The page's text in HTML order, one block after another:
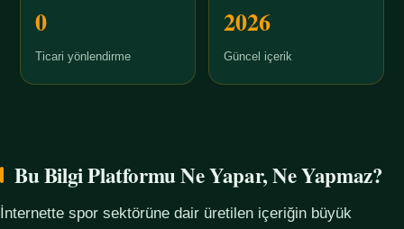
0
Ticari yönlendirme
2026
Güncel içerik
Bu Bilgi Platformu Ne Yapar, Ne Yapmaz?
İnternette spor sektörüne dair üretilen içeriğin büyük